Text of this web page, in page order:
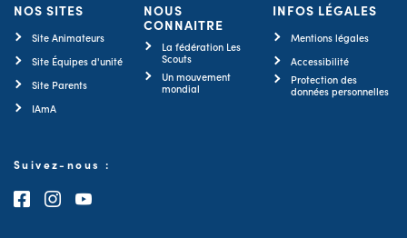
NOS SITES
Site Animateurs
Site Équipes d'unité
Site Parents
IAmA
NOUS
CONNAITRE
La fédération Les
Scouts
Un mouvement
mondial
INFOS LÉGALES
Mentions légales
Accessibilité
Protection des
données personnelles
Suivez-nous :
Consultez notre page Facebook
Consultez notre page Instagram
Consultez notre chaîne Youtube